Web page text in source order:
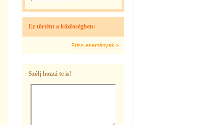
Ez történt a közösségben:
Friss események »
Szólj hozzá te is!